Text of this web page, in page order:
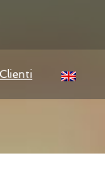
Clienti